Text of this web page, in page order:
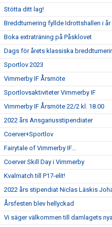
Stötta ditt lag!
Breddturnering fyllde Idrottshallen i år
Boka extraträning på Påsklovet
Dags för årets klassiska
Sportlov 2023
Vimmerby IF Årsmöte
Sportlovsaktiviteter Vimmerby IF
Vimmerby IF Årsmöte 22/2 kl. 18.00
2022 års Ansgariusstipendiater
Coerver+Sportlov
Fairytale of Vimmerby IF...
Coerver Skill Day i Vimmerby
Kvalmatch till P17-elit!
2022 års stipendiat Niclas Läskis
Årsfesten blev hellyckad
Vi säger välkommen till damlagets